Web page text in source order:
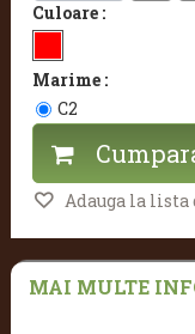
Culoare :
Marime :
C2
Adauga la
MAI MULTE